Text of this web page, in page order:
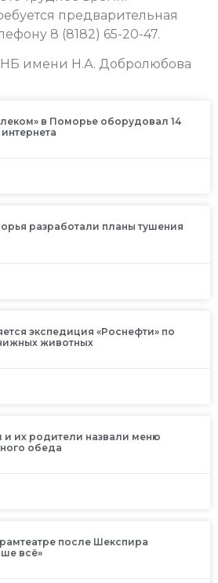
предварительная
8 (8182) 65-20-47.
имени Н.А. Добролюбова
в Поморье оборудовал 14
разработали планы тушения
экспедиция «Роснефти» по
животных
и их родители назвали меню
обеда
после Шекспира
всё»